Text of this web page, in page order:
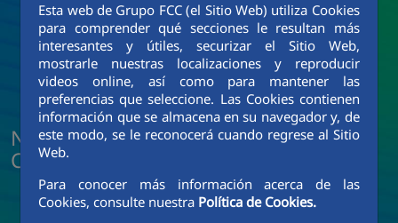
Esta web de Grupo FCC (el Sitio Web) utiliza Cookies
para comprender qué secciones le resultan más
interesantes y útiles, securizar el Sitio Web,
mostrarle nuestras localizaciones y reproducir
videos online, así como para mantener las
preferencias que seleccione. Las Cookies contienen
información que se almacena en su navegador y, de
este modo, se le reconocerá cuando regrese al Sitio
Web.
Para conocer más información acerca de las
Cookies, consulte nuestra Política de Cookies.
Noticias y actualidad de FCC
Construcción